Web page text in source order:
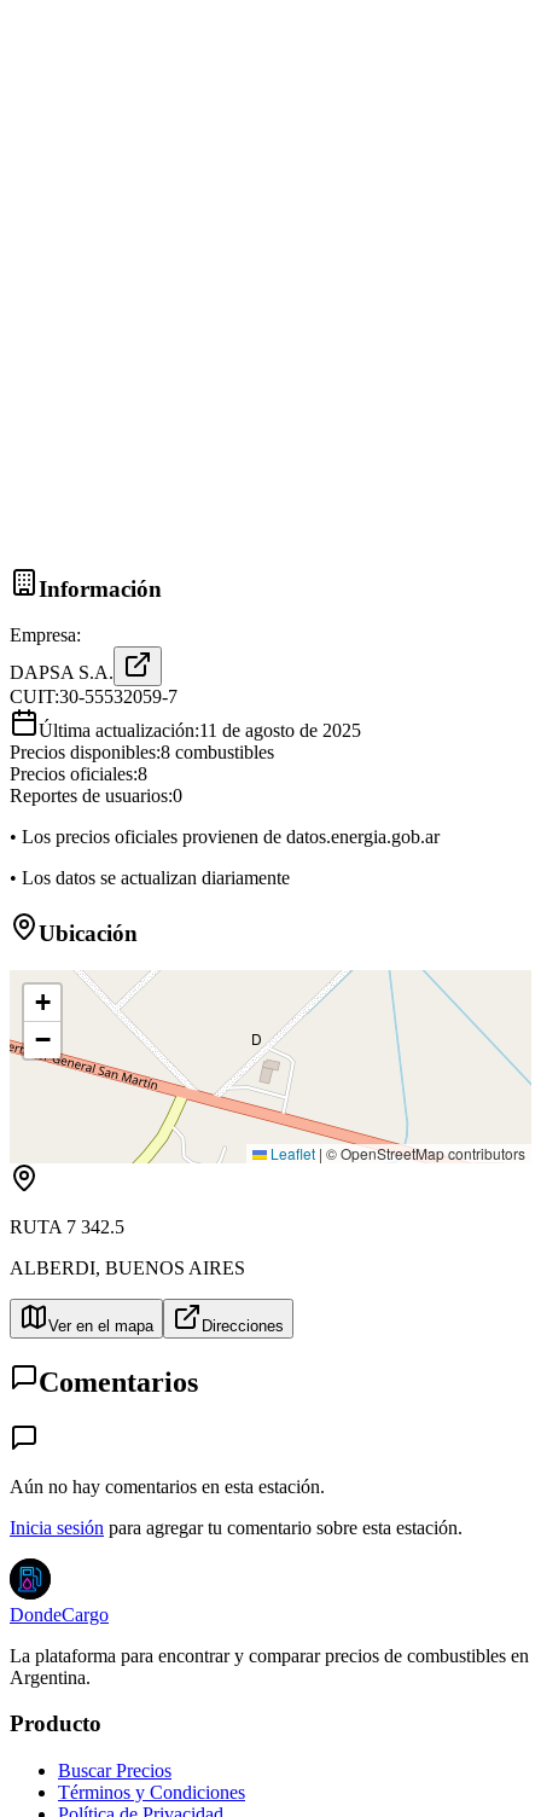
Información
Empresa:
DAPSA S.A.
CUIT:30-55532059-7
Última actualización:11 de agosto de 2025
Precios disponibles:8 combustibles
Precios oficiales:8
Reportes de usuarios:0
• Los precios oficiales provienen de datos.energia.gob.ar
• Los datos se actualizan diariamente
Ubicación
D
+
−
Leaflet | © OpenStreetMap contributors
RUTA 7 342.5
ALBERDI, BUENOS AIRES
Ver en el mapa Direcciones
Comentarios
Aún no hay comentarios en esta estación.
Inicia sesión para agregar tu comentario sobre esta estación.
DondeCargo
La plataforma para encontrar y comparar precios de combustibles en
Argentina.
Producto
Buscar Precios
Términos y Condiciones